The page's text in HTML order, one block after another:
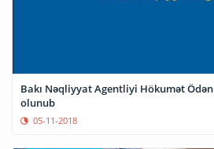
Bakı Nəqliyyat Agentliyi Hökumət
olunub
05-11-2018